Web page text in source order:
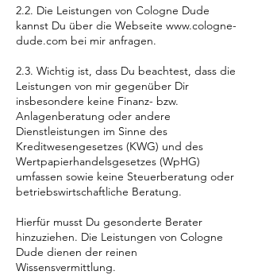
2.2. Die Leistungen von Cologne Dude
kannst Du über die Webseite www.cologne-
dude.com bei mir anfragen.
2.3. Wichtig ist, dass Du beachtest, dass die
Leistungen von mir gegenüber Dir
insbesondere keine Finanz- bzw.
Anlagenberatung oder andere
Dienstleistungen im Sinne des
Kreditwesengesetzes (KWG) und des
Wertpapierhandelsgesetzes (WpHG)
umfassen sowie keine Steuerberatung oder
betriebswirtschaftliche Beratung.
Hierfür musst Du gesonderte Berater
hinzuziehen. Die Leistungen von Cologne
Dude dienen der reinen
Wissensvermittlung.